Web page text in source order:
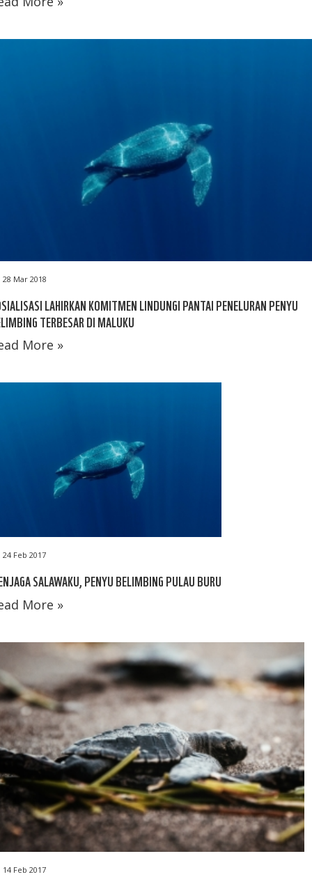
28 Mar 2018
LAHIRKAN KOMITMEN LINDUNGI PANTAI PENELURAN PENYU
TERBESAR DI MALUKU
More »
24 Feb 2017
SALAWAKU, PENYU BELIMBING PULAU BURU
More »
14 Feb 2017